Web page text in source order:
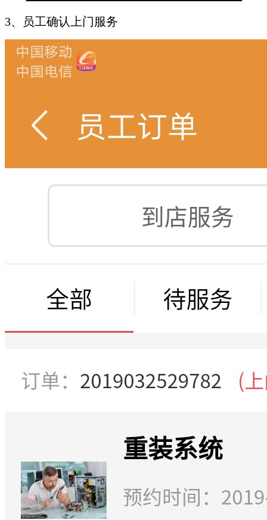
3、员工确认上门服务